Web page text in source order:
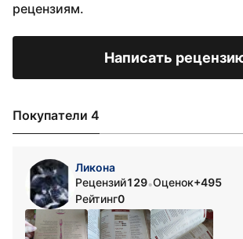
рецензиям.
Написать
Покупатели 4
Ликона
Рецензий129•Оценок+495
Рейтинг0